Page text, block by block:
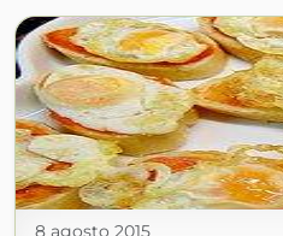
8 agosto 2015